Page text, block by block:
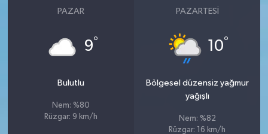
PAZAR
9°
Bulutlu
Nem: %80
Rüzgar: 9 km/h
PAZARTESI
10°
Bölgesel düzensiz yağmur
yağışlı
Nem: %82
Rüzgar: 16 km/h